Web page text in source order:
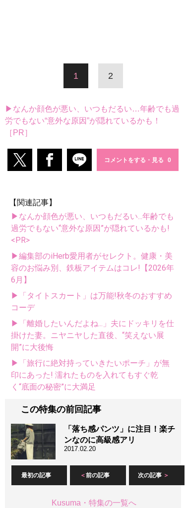
1 2
▶なんか顔色が悪い、いつもだるい…年齢でも過
労でもない“意外な原因”が隠れているかも！
［PR］
コメントをする・見る
【関連記事】
▶なんか顔色が悪い、いつもだるい...年齢でも
過労でもない“意外な原因”が隠れているかも!
<PR>
▶編集部のiHerb愛用者がセレクト。健康・美
容のお悩み別、鉄板アイテムはコレ!【2026年
6月】
▶「タイトスカート」は万能!秋冬のおすすめ
コーデ
▶「離婚したいんだよね...」夫にドッキリを仕
掛けた妻。ニヤニヤした直後、“笑えない展
開”に大後悔
▶「旅行に絶対持っていきたいポーチ」が無
印にあった! 濡れたものを入れてもすぐ乾
く“底面の秘密”に大満足
この特集の前回記事
「落ち感パンツ」に注目！楽チ
ンなのに高級感アリ
2017.02.20
最初の記事 前の記事 次の記事
Kusuma・特集の一覧へ